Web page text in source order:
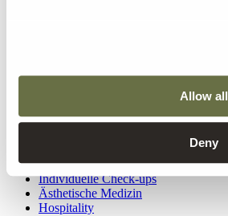
Allow all
Deny
Wie viel wird mich die Behandlung kosten?
Psychische Gesundheit & Sucht
Regeneration & Longevity
Individuelle Check-ups
Ästhetische Medizin
Hospitality